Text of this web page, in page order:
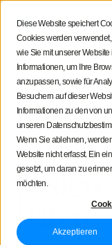
Diese Website speichert
Cookies werden
wie Sie mit unserer
Informationen, um Ihre
anzupassen, sowie für
Besuchern auf dieser
Informationen zu den von
unseren
Wenn Sie ablehnen,
Website nicht erfasst. Ein
gesetzt, um daran zu
möchten.
Akzeptieren
Iconosquare -Blog
TikTok für Marken
Aktualisiert amAugust
10
TikTok
Daten
Welche Social-